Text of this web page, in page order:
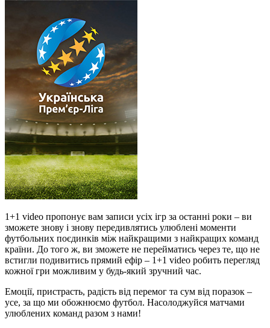
1+1 video пропонує вам записи усіх ігр за останні роки – ви
зможете знову і знову передивлятись улюблені моменти
футбольних поєдинків між найкращими з найкращих команд
країни. До того ж, ви зможете не перейматись через те, що не
встигли подивитись прямий ефір – 1+1 video робить перегляд
кожної гри можливим у будь-який зручний час.
Емоції, пристрасть, радість від перемог та сум від поразок –
усе, за що ми обожнюємо футбол. Насолоджуйся матчами
улюблених команд разом з нами!